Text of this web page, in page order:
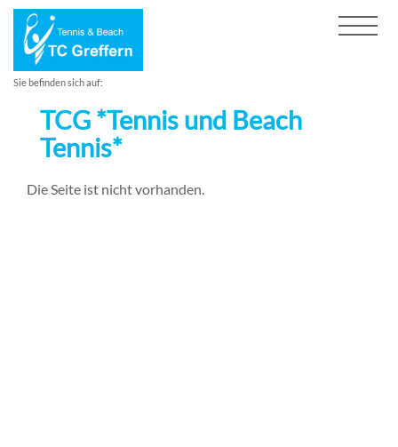
Sie befinden sich auf:
TCG *Tennis und Beach
Tennis*
Die Seite ist nicht vorhanden.